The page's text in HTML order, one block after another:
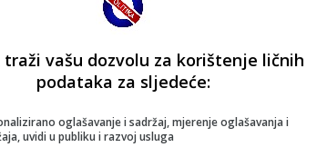
traži vašu dozvolu za korištenje ličnih
podataka za sljedeće:
oglašavanje i sadržaj, mjerenje oglašavanja i
uvidi u publiku i razvoj usluga